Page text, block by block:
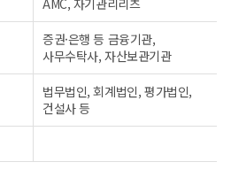
증권·은행 등 금융기관,
사무수탁사, 자산보관기관
법무법인, 회계법인, 평가법인,
건설사 등